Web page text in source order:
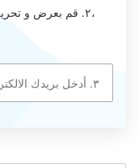
،٢. قم بعرض و